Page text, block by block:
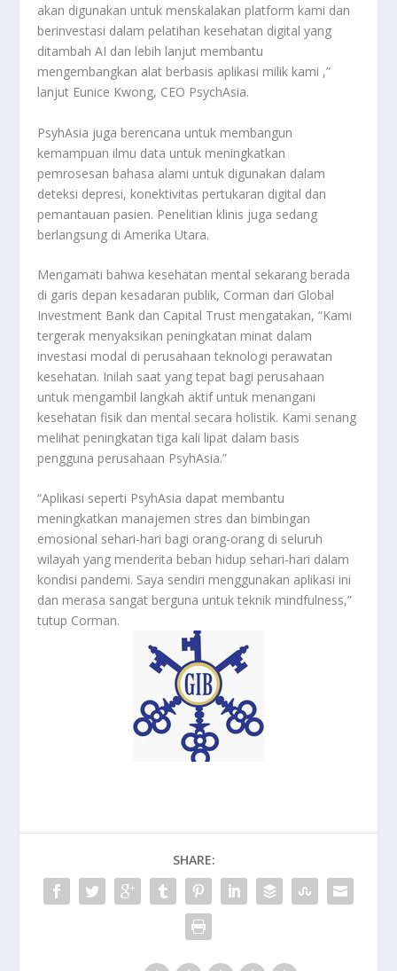
akan digunakan untuk menskalakan platform kami dan
berinvestasi dalam pelatihan kesehatan digital yang
ditambah AI dan lebih lanjut membantu
mengembangkan alat berbasis aplikasi milik kami ,”
lanjut Eunice Kwong, CEO PsychAsia.
PsyhAsia juga berencana untuk membangun
kemampuan ilmu data untuk meningkatkan
pemrosesan bahasa alami untuk digunakan dalam
deteksi depresi, konektivitas pertukaran digital dan
pemantauan pasien. Penelitian klinis juga sedang
berlangsung di Amerika Utara.
Mengamati bahwa kesehatan mental sekarang berada
di garis depan kesadaran publik, Corman dari Global
Investment Bank dan Capital Trust mengatakan, “Kami
tergerak menyaksikan peningkatan minat dalam
investasi modal di perusahaan teknologi perawatan
kesehatan. Inilah saat yang tepat bagi perusahaan
untuk mengambil langkah aktif untuk menangani
kesehatan fisik dan mental secara holistik. Kami senang
melihat peningkatan tiga kali lipat dalam basis
pengguna perusahaan PsyhAsia.”
“Aplikasi seperti PsyhAsia dapat membantu
meningkatkan manajemen stres dan bimbingan
emosional sehari-hari bagi orang-orang di seluruh
wilayah yang menderita beban hidup sehari-hari dalam
kondisi pandemi. Saya sendiri menggunakan aplikasi ini
dan merasa sangat berguna untuk teknik mindfulness,”
tutup Corman.
SHARE: